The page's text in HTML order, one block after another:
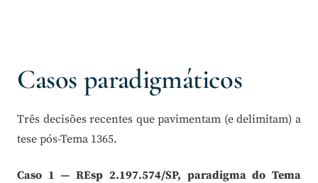
Casos paradigmáticos
Três decisões recentes que pavimentam (e delimitam) a
tese pós-Tema 1365.
Caso 1 — REsp 2.197.574/SP, paradigma do Tema